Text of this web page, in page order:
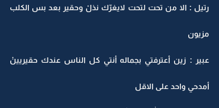
رتيل : الا من تحت لتحت لايغرّك نذلْ وحقير بعد بس الكلب
مزيون
عبير : زين أعترفتي بجماله أنتي كل الناس عندك حقيريينْ
أمدحي واحد على الاقل